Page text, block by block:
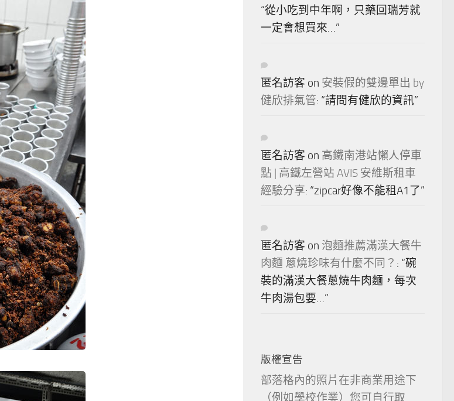
“從小吃到中年啊，只藥回瑞芳就
一定會想買來…”
匿名訪客 on 安裝假的雙邊單出 by
健欣排氣管: “請問有健欣的資訊”
匿名訪客 on 高鐵南港站懶人停車
點 | 高鐵左營站 AVIS 安維斯租車
經驗分享: “zipcar好像不能租A1了”
匿名訪客 on 泡麵推薦滿漢大餐牛
肉麵 蔥燒珍味有什麼不同？ : “碗
裝的滿漢大餐蔥燒牛肉麵，每次
牛肉湯包要…”
版權宣告
部落格內的照片在非商業用途下
（例如學校作業）您可自行取